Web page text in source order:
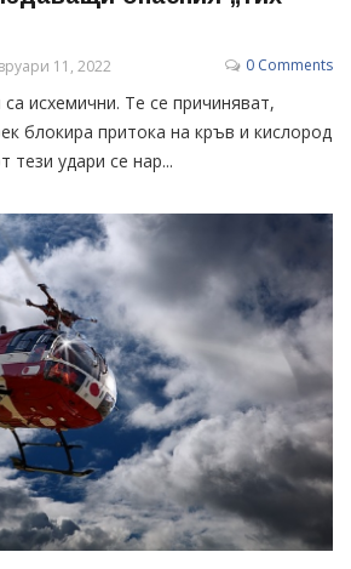
11, 2022 0 Comments
исхемични. Те се причиняват,
блокира притока на кръв и кислород
удари се нар...